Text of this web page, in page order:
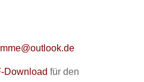
Download für den